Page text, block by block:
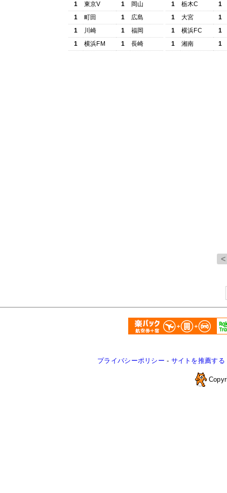
1
東京V 1
岡山
1
町田 1
広島
1
川崎 1
福岡
1
横浜FM 1 長崎
1
栃木C
1
1
大宮
1
1
横浜FC
1
1
湘南 1
プライバシーポリシー - サイトを推薦する